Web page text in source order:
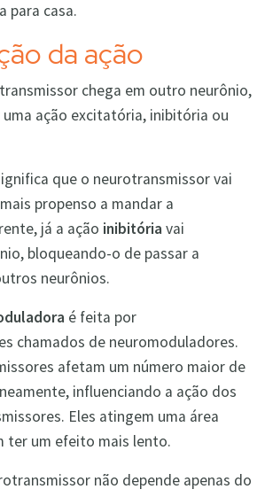
para casa.
da ação
chega em outro neurônio,
ação excitatória, inibitória ou
que o neurotransmissor vai
propenso a mandar a
já a ação inibitória vai
bloqueando-o de passar a
neurônios.
é feita por
chamados de neuromoduladores.
afetam um número maior de
influenciando a ação dos
Eles atingem uma área
ter um efeito mais lento.
não depende apenas do